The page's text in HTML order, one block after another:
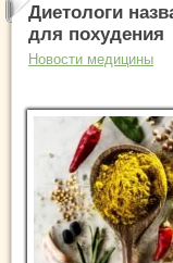
Диетологи
для похудения
Новости медицины